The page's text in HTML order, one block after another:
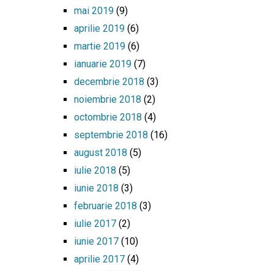
mai 2019(9)
aprilie 2019(6)
martie 2019(6)
ianuarie 2019(7)
decembrie 2018 (3)
noiembrie 2018 (2)
octombrie 2018 (4)
septembrie 2018 (16)
august 2018 (5)
iulie 2018 (5)
iunie 2018 (3)
februarie 2018 (3)
iulie 2017(2)
iunie 2017(10)
aprilie 2017(4)